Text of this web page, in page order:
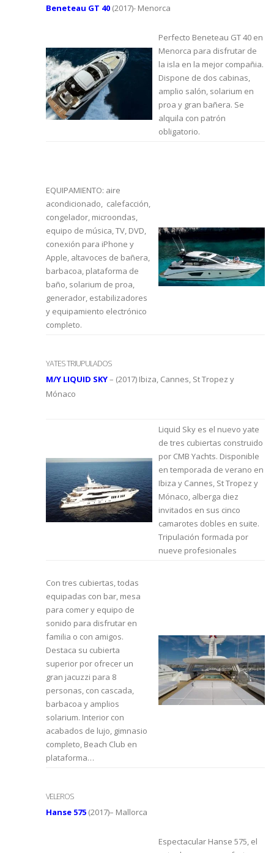
Beneteau GT 40 (2017)- Menorca
Perfecto Beneteau GT 40 en
Menorca para disfrutar de
la isla en la mejor compañia.
Dispone de dos cabinas,
amplio salón, solarium en
proa y gran bañera. Se
alquila con patrón
obligatorio.
EQUIPAMIENTO: aire
acondicionado, calefacción,
congelador, microondas,
equipo de música, TV, DVD,
conexión para iPhone y
Apple, altavoces de bañera,
barbacoa, plataforma de
baño, solarium de proa,
generador, estabilizadores
y equipamiento electrónico
completo.
YATES TRIUPULADOS
M/Y LIQUID SKY– (2017) Ibiza, Cannes, St Tropez y
Mónaco
Liquid Sky es el nuevo yate
de tres cubiertas construido
por CMB Yachts. Disponible
en temporada de verano en
Ibiza y Cannes, St Tropez y
Mónaco, alberga diez
invitados en sus cinco
camarotes dobles en suite.
Tripulación formada por
nueve profesionales
Con tres cubiertas, todas
equipadas con bar, mesa
para comer y equipo de
sonido para disfrutar en
familia o con amigos.
Destaca su cubierta
superior por ofrecer un
gran jacuzzi para 8
personas, con cascada,
barbacoa y amplios
solarium. Interior con
acabados de lujo, gimnasio
completo, Beach Club en
plataforma…
VELEROS
Hanse 575 (2017)– Mallorca
Espectacular Hanse 575, el